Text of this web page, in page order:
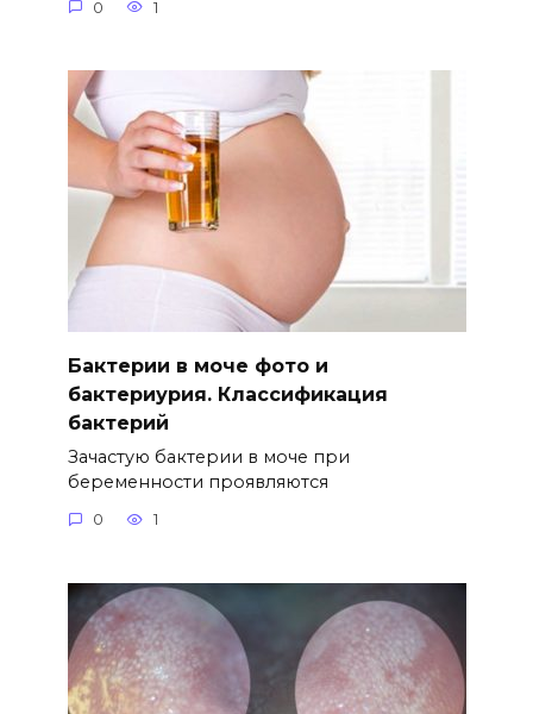
0 1
Бактерии в моче фото и
бактериурия. Классификация
бактерий
Зачастую бактерии в моче при
беременности проявляются
0 1